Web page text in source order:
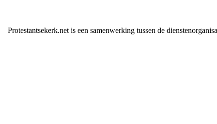
Protestantsekerk.net is een samenwerking tussen de